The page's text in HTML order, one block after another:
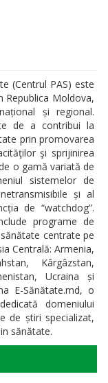
(Centrul PAS) este
Republica Moldova,
și regional.
de a contribui la
prin promovarea
şi sprijinirea
o gamă variată de
sistemelor de
și al
de “watchdog”.
programe de
centrate pe
Centrală: Armenia,
Kârgâzstan,
Ucraina și
E-Sănătate.md, o
domeniului
de știri specializat,
sănătate.